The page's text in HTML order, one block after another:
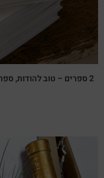
2 ספרים – טוב להודות,